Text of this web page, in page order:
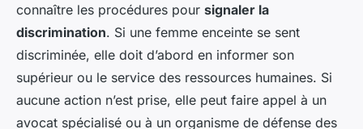
connaître les procédures pour signaler la
discrimination. Si une femme enceinte se sent
discriminée, elle doit d’abord en informer son
supérieur ou le service des ressources humaines. Si
aucune action n’est prise, elle peut faire appel à un
avocat spécialisé ou à un organisme de défense des